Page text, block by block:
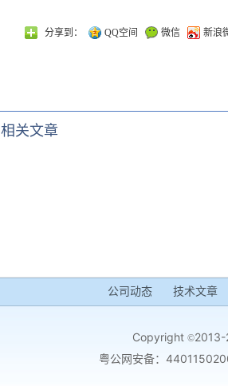
分享到： QQ空间 微信 新浪
相关文章
公司动态 技术文章
Copyright ©2013-
粤公网安备：